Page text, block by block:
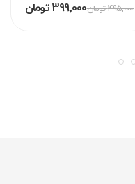
399,000 تومان 495,000 تومان